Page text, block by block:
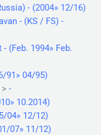
- (2004» 12/16)
- (KS / FS) -
(Feb. 1994» Feb.
91» 04/95)
-
10.2014)
04» 12/12)
07» 11/12)